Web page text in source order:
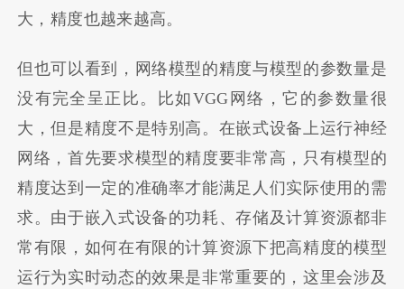
大，精度也越来越高。
但也可以看到，网络模型的精度与模型的参数量是
没有完全呈正比。比如VGG网络，它的参数量很
大，但是精度不是特别高。在嵌式设备上运行神经
网络，首先要求模型的精度要非常高，只有模型的
精度达到一定的准确率才能满足人们实际使用的需
求。由于嵌入式设备的功耗、存储及计算资源都非
常有限，如何在有限的计算资源下把高精度的模型
运行为实时动态的效果是非常重要的，这里会涉及